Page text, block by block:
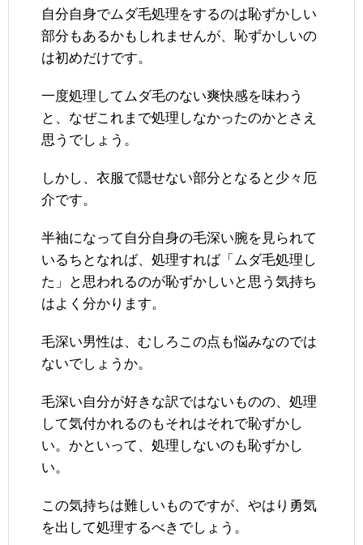
自分自身でムダ毛処理をするのは恥ずかしい
部分もあるかもしれませんが、恥ずかしいの
は初めだけです。
一度処理してムダ毛のない爽快感を味わう
と、なぜこれまで処理しなかったのかとさえ
思うでしょう。
しかし、衣服で隠せない部分となると少々厄
介です。
半袖になって自分自身の毛深い腕を見られて
いるちとなれば、処理すれば「ムダ毛処理し
た」と思われるのが恥ずかしいと思う気持ち
はよく分かります。
毛深い男性は、むしろこの点も悩みなのでは
ないでしょうか。
毛深い自分が好きな訳ではないものの、処理
して気付かれるのもそれはそれで恥ずかし
い。かといって、処理しないのも恥ずかし
い。
この気持ちは難しいものですが、やはり勇気
を出して処理するべきでしょう。